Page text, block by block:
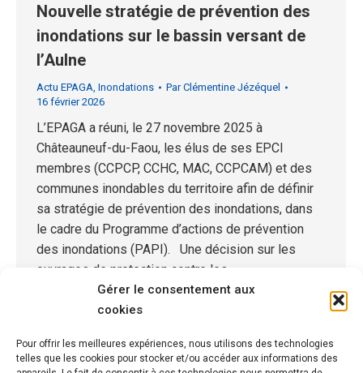
Gérer le consentement aux
cookies
Pour offrir les meilleures expériences, nous utilisons des technologies
telles que les cookies pour stocker et/ou accéder aux informations des
Nouvelle stratégie de prévention des
inondations sur le bassin versant de
l’Aulne
Actu EPAGA Inondations ParClémentine Jézéquel
16 février 2026
L’EPAGA a réuni, le 27 novembre 2025 à
Châteauneuf-du-Faou, les élus de ses EPCI
membres (CCPCP, CCHC, MAC, CCPCAM) et des
communes inondables du territoire afin de définir
sa stratégie de prévention des inondations, dans
le cadre du Programme d’actions de prévention
des inondations (PAPI). Une décision sur les
ouvrages de protection contre les…